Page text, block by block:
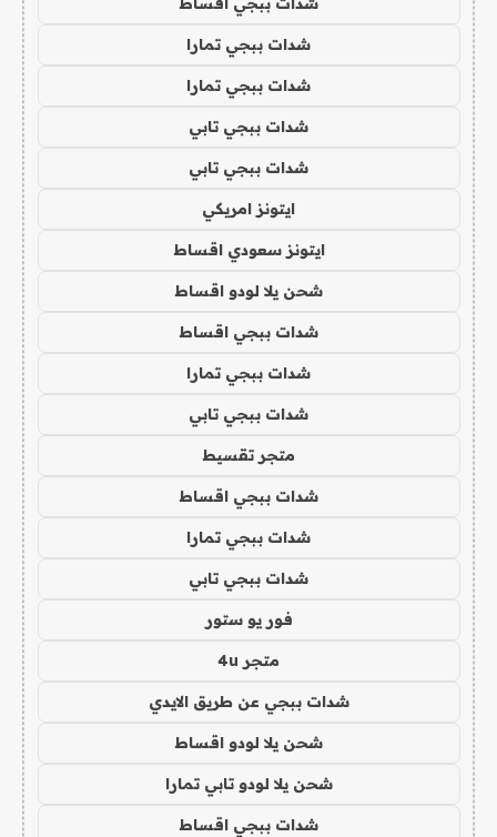
شدات ببجي تمارا
شدات ببجي تمارا
شدات ببجي تابي
شدات ببجي تابي
ايتونز امريكي
ايتونز سعودي اقساط
شحن يلا لودو اقساط
شدات ببجي اقساط
شدات ببجي تمارا
شدات ببجي تابي
متجر تقسيط
شدات ببجي اقساط
شدات ببجي تمارا
شدات ببجي تابي
فور يو ستور
متجر 4u
شدات ببجي عن طريق الايدي
شحن يلا لودو اقساط
شحن يلا لودو تابي تمارا
شدات ببجي اقساط